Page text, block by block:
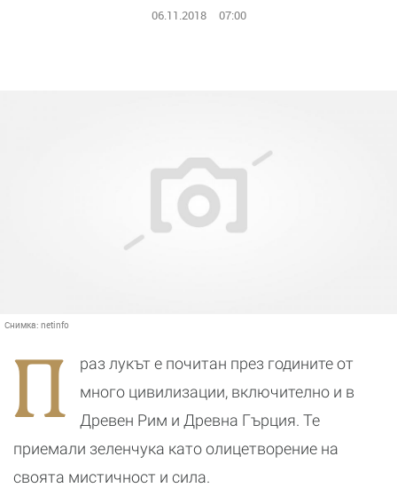
06.11.2018 07:00
Снимка: netinfo
П
раз лукът е почитан през годините от
много цивилизации, включително и в
Древен Рим и Древна Гърция. Те
приемали зеленчука като олицетворение на
своята мистичност и сила.